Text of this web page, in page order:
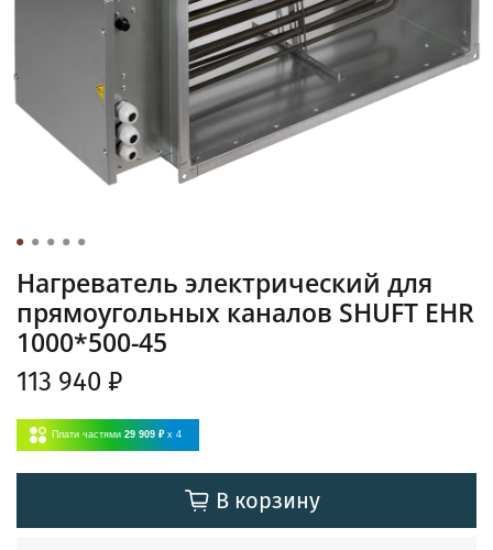
Нагреватель электрический для
прямоугольных каналов SHUFT EHR
1000*500-45
113 940 ₽
Плати частями 29 909 ₽ x 4
В корзину